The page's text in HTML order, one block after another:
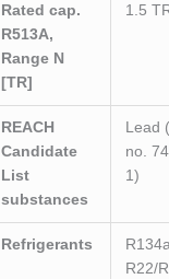
Rated cap.
R513A,
Range N
[TR]
1.5
REACH
Candidate
List
substances
Lead
no.
1)
Refrigerants
R22/